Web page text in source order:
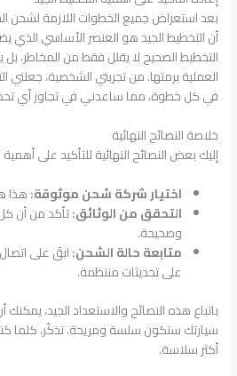
بعد استعراض جميع الخطوات اللازمة لشحن
أن التخطيط الجيد هو العنصر الأساسي الذي
التخطيط الصحيح لا يقلل فقط من المخاطر، بل
العملية برمتها. من تجربتي الشخصية، جعلني
في كل خطوة، مما ساعدني في تجاوز أي
خلاصة النصائح النهائية
إليك بعض النصائح النهائية للتأكيد على
اختيار شركة شحن موثوقة:هذا
التحقق من الوثائق:تأكد من أن
وصحيحة.
متابعة حالة الشحن:ابقَ على
على تحديثات منتظمة.
باتباع هذه النصائح والاستعداد الجيد،
سيارتك ستكون سلسة ومريحة. تذكّر، كلما
أكثر سلاسة.